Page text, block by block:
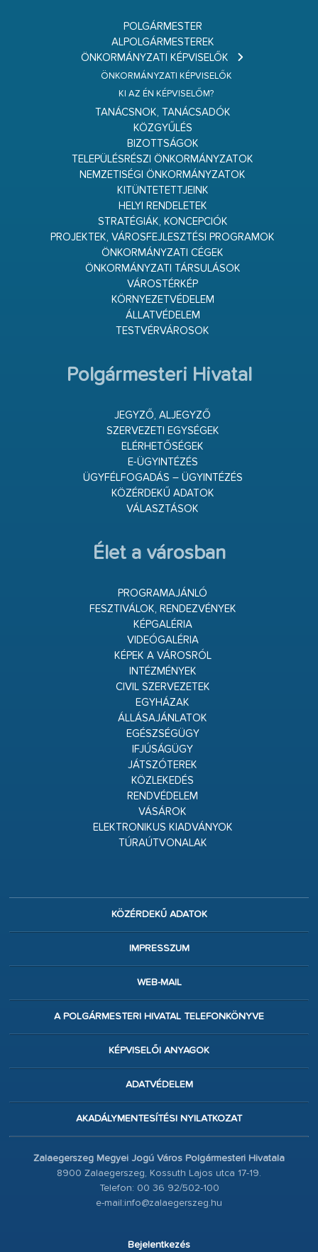
POLGÁRMESTER
ALPOLGÁRMESTEREK
ÖNKORMÁNYZATI KÉPVISELŐK
ÖNKORMÁNYZATI KÉPVISELŐK
KI AZ ÉN KÉPVISELŐM?
TANÁCSNOK, TANÁCSADÓK
KÖZGYŰLÉS
BIZOTTSÁGOK
TELEPÜLÉSRÉSZI ÖNKORMÁNYZATOK
NEMZETISÉGI ÖNKORMÁNYZATOK
KITÜNTETETTJEINK
HELYI RENDELETEK
STRATÉGIÁK, KONCEPCIÓK
PROJEKTEK, VÁROSFEJLESZTÉSI PROGRAMOK
ÖNKORMÁNYZATI CÉGEK
ÖNKORMÁNYZATI TÁRSULÁSOK
VÁROSTÉRKÉP
KÖRNYEZETVÉDELEM
ÁLLATVÉDELEM
TESTVÉRVÁROSOK
Polgármesteri Hivatal
JEGYZŐ, ALJEGYZŐ
SZERVEZETI EGYSÉGEK
ELÉRHETŐSÉGEK
E-ÜGYINTÉZÉS
ÜGYFÉLFOGADÁS – ÜGYINTÉZÉS
KÖZÉRDEKŰ ADATOK
VÁLASZTÁSOK
Élet a városban
PROGRAMAJÁNLÓ
FESZTIVÁLOK, RENDEZVÉNYEK
KÉPGALÉRIA
VIDEÓGALÉRIA
KÉPEK A VÁROSRÓL
INTÉZMÉNYEK
CIVIL SZERVEZETEK
EGYHÁZAK
ÁLLÁSAJÁNLATOK
EGÉSZSÉGÜGY
IFJÚSÁGÜGY
JÁTSZÓTEREK
KÖZLEKEDÉS
RENDVÉDELEM
VÁSÁROK
ELEKTRONIKUS KIADVÁNYOK
TÚRAÚTVONALAK
KÖZÉRDEKŰ ADATOK
IMPRESSZUM
WEB-MAIL
A POLGÁRMESTERI HIVATAL TELEFONKÖNYVE
KÉPVISELŐI ANYAGOK
ADATVÉDELEM
AKADÁLYMENTESÍTÉSI NYILATKOZAT
Zalaegerszeg Megyei Jogú Város Polgármesteri Hivatala
8900 Zalaegerszeg, Kossuth Lajos utca 17-19.
Telefon: 00 36 92/502-100
e-mail:info@zalaegerszeg.hu
Bejelentkezés